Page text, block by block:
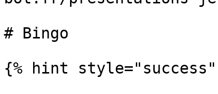
# Bingo
{% hint style="success"